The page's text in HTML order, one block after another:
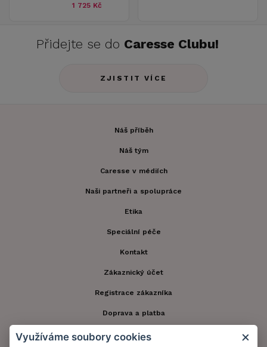
1 725 Kč
Přidejte se do Caresse Clubu!
ZJISTIT VÍCE
Náš příběh
Náš tým
Caresse v médiích
Naši partneři a spolupráce
Etika
Speciální péče
Kontakt
Zákaznický účet
Registrace zákazníka
Doprava a platba
Obchodní podmínky
Využíváme soubory cookies